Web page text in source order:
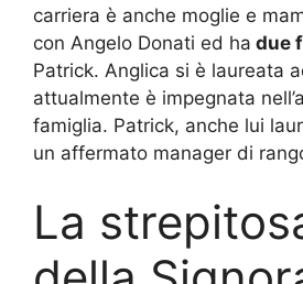
carriera è anche moglie e
con Angelo Donati ed ha due
Patrick. Anglica si è laureata
attualmente è impegnata
famiglia. Patrick, anche lui
un affermato manager di
La